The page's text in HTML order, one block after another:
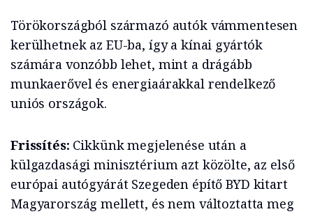
Törökországból származó autók vámmentesen
kerülhetnek az EU-ba, így a kínai gyártók
számára vonzóbb lehet, mint a drágább
munkaerővel és energiaárakkal rendelkező
uniós országok.
Frissítés: Cikkünk megjelenése után a
külgazdasági minisztérium azt közölte, az első
európai autógyárát Szegeden építő BYD kitart
Magyarország mellett, és nem változtatta meg